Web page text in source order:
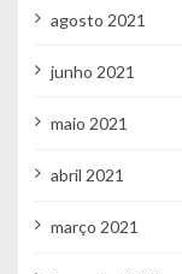
agosto 2021
junho 2021
maio 2021
abril 2021
março 2021